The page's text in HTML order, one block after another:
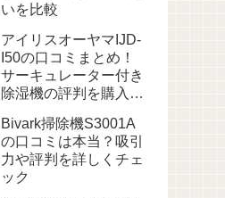
いを比較
アイリスオーヤマIJD-
I50の口コミまとめ！
サーキュレーター付き
除湿機の評判を購入前
Bivark掃除機S3001A
の口コミは本当？吸引
力や評判を詳しくチェ
ック